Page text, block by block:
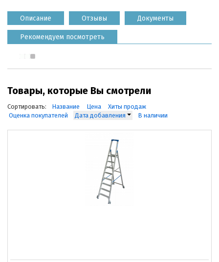
Описание Отзывы Документы
Рекомендуем посмотреть
Товары, которые Вы смотрели
Сортировать: Название Цена
Хиты продаж
Оценка покупателей
Дата добавления В наличии